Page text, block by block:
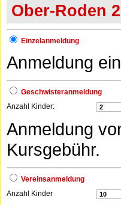
Ober-Roden
Einzelanmeldung
Anmeldung
Geschwisteranmeldung
Anzahl Kinder:
Anmeldung
Kursgebühr.
Vereinsanmeldung
Anzahl Kinder